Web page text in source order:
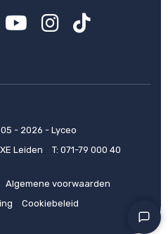
YouTube
Instagram
TikTok
- 2026 - Lyceo
Leiden
T: 071-79 000 40
Algemene voorwaarden
Cookiebeleid